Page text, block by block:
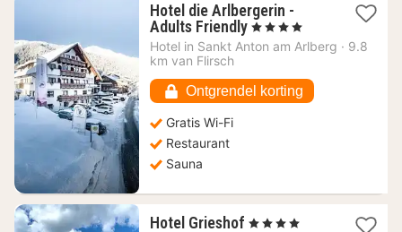
Hotel die Arlbergerin -
Adults Friendly 1
nacht
€
, 4 Sterren
Hotel in Sankt Anton am Arlberg · 9.8
km van Flirsch
Ontgrendel korting
Gratis Wi-Fi
Restaurant
Sauna
Hotel Grieshof 1
, 4 Sterren